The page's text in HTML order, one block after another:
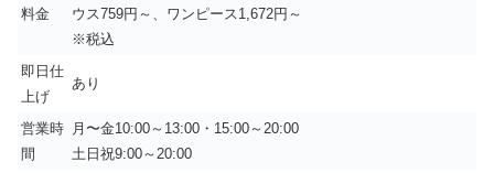
料金
ウス759円～、ワンピース1,672円～
※税込
即日仕
上げ
あり
営業時
間
月〜金10:00～13:00・15:00～20:00
土日祝9:00～20:00